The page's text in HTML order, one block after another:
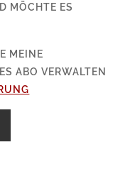
MÖCHTE ES
MEINE
ABO VERWALTEN